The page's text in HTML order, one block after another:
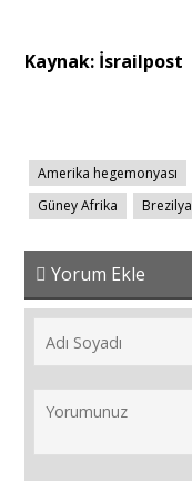
Kaynak: İsrailpost
Amerika hegemonyası
Güney Afrika
Brezilya
Yorum Ekle